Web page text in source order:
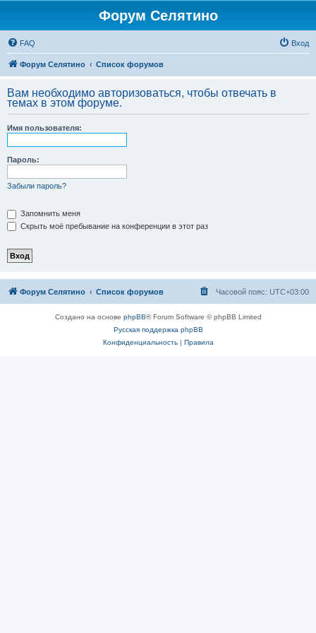
Форум Селятино
FAQ Вход
Форум Селятино Список форумов
Вам необходимо авторизоваться, чтобы отвечать в
темах в этом форуме.
Имя пользователя:
Пароль:
Забыли пароль?
Запомнить меня
Скрыть моё пребывание на конференции в этот раз
Форум Селятино Список форумов Часовой пояс: UTC+03:00
Создано на основе phpBB® Forum Software © phpBB Limited
Русская поддержка phpBB
Конфиденциальность| Правила